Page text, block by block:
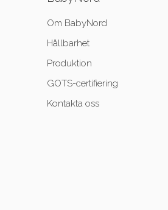
Om BabyNord
Hållbarhet
Produktion
GOTS-certifiering
Kontakta oss